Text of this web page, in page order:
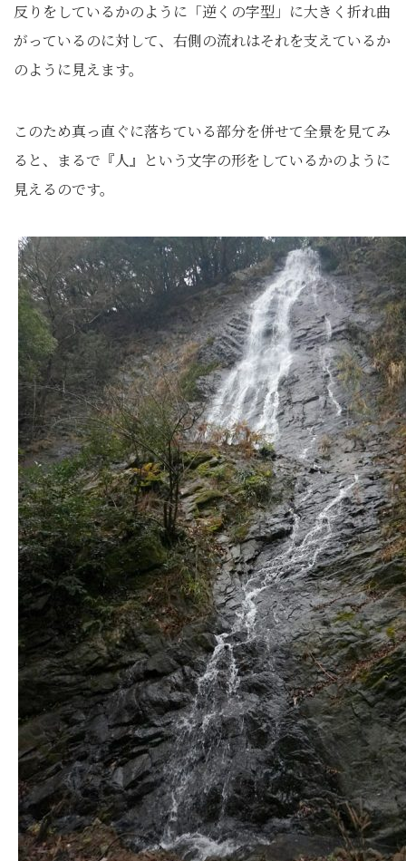
反りをしているかのように「逆くの字型」に大きく折れ曲
がっているのに対して、右側の流れはそれを支えているか
のように見えます。
このため真っ直ぐに落ちている部分を併せて全景を見てみ
ると、まるで『人』という文字の形をしているかのように
見えるのです。